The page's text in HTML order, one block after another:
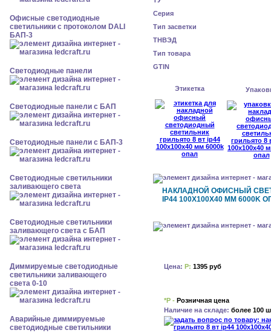
Офисные светодиодные
светильники с протоколом DALI
БАП-3
Cветодиодные панели
Cветодиодные панели с БАП
Cветодиодные панели с БАП-3
Светодиодные светильники
заливающего света
Светодиодные светильники
заливающего света с БАП
Диммируемые светодиодные
светильники заливающего
света 0-10
Аварийные диммируемые
светодиодные светильники
Серия
Тип засветки
ТНВЭД
Тип товара
GTIN
Этикетка
НАКЛАДНОЙ ОФИСНЫЙ
IP44 100X100X40 ММ 6000K
Цена: Р: 1395 руб
*Р - Розничная цена
Наличие на складе: более 100